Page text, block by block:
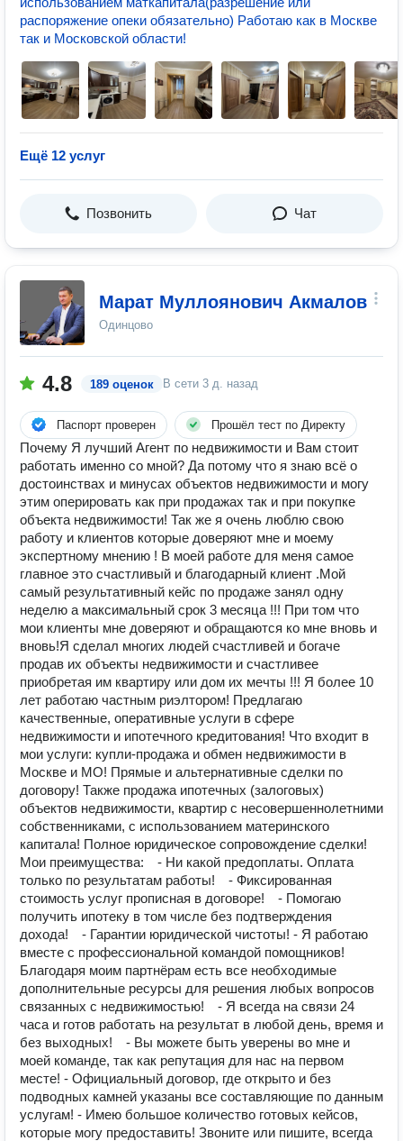
распоряжение опеки обязательно) Работаю как в Москве
так и Московской области!
Ещё 12 услуг
Позвонить Чат
Марат Муллоянович Акмалов
Одинцово
4.8 189 оценок В сети 3 д. назад
Паспорт проверен Прошёл тест по Директу
Почему Я лучший Агент по недвижимости и Вам стоит
работать именно со мной? Да потому что я знаю всё о
достоинствах и минусах объектов недвижимости и могу
этим оперировать как при продажах так и при покупке
объекта недвижимости! Так же я очень люблю свою
работу и клиентов которые доверяют мне и моему
экспертному мнению ! В моей работе для меня самое
главное это счастливый и благодарный клиент .Мой
самый результативный кейс по продаже занял одну
неделю а максимальный срок 3 месяца !!! При том что
мои клиенты мне доверяют и обращаются ко мне вновь и
вновь!Я сделал многих людей счастливей и богаче
продав их объекты недвижимости и счастливее
приобретая им квартиру или дом их мечты !!! Я более 10
лет работаю частным риэлтором! Предлагаю
качественные, оперативные услуги в сфере
недвижимости и ипотечного кредитования! Что входит в
мои услуги: купли-продажа и обмен недвижимости в
Москве и МО! Прямые и альтернативные сделки по
договору! Также продажа ипотечных (залоговых)
объектов недвижимости, квартир с несовершеннолетними
собственниками, с использованием материнского
капитала! Полное юридическое сопровождение сделки!
Мои преимущества: ⠀- Ни какой предоплаты. Оплата
только по результатам работы! ⠀- Фиксированная
стоимость услуг прописная в договоре! ⠀- Помогаю
получить ипотеку в том числе без подтверждения
дохода! ⠀- Гарантии юридической чистоты! - Я работаю
вместе с профессиональной командой помощников!
Благодаря моим партнёрам есть все необходимые
дополнительные ресурсы для решения любых вопросов
связанных с недвижимостью! ⠀- Я всегда на связи 24
часа и готов работать на результат в любой день, время и
без выходных! ⠀- Вы можете быть уверены во мне и
моей команде, так как репутация для нас на первом
месте! - Официальный договор, где открыто и без
подводных камней указаны все составляющие по данным
услугам! - Имею большое количество готовых кейсов,
которые могу предоставить! Звоните или пишите, всегда